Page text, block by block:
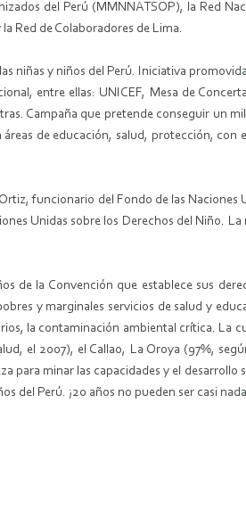
del Perú (MMNNATSOP), la Red
Red de Colaboradores de Lima.
niñas y niños del Perú. Iniciativa
entre ellas: UNICEF, Mesa de
Campaña que pretende conseguir un
de educación, salud, protección,
funcionario del Fondo de las Naciones
Unidas sobre los Derechos del Niño. La
de la Convención que establece sus
y marginales servicios de salud y
la contaminación ambiental crítica. La
el 2007), el Callao, La Oroya (97%,
para minar las capacidades y el
del Perú. ¡20 años no pueden ser casi